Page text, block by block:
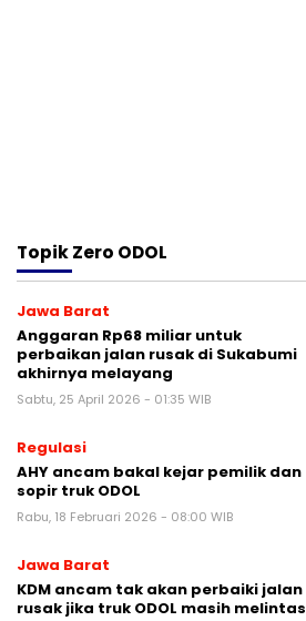
TopikZero ODOL
Jawa Barat
Anggaran Rp68 miliar untuk
perbaikan jalan rusak di Sukabumi
akhirnya melayang
Sabtu, 25 April 2026 - 01:35 WIB
Regulasi
AHY ancam bakal kejar pemilik dan
sopir truk ODOL
Rabu, 18 Februari 2026 - 08:00 WIB
Jawa Barat
KDM ancam tak akan perbaiki jalan
rusak jika truk ODOL masih melintas